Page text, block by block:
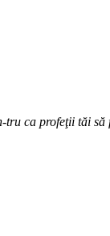
tru ca profeţii tăi